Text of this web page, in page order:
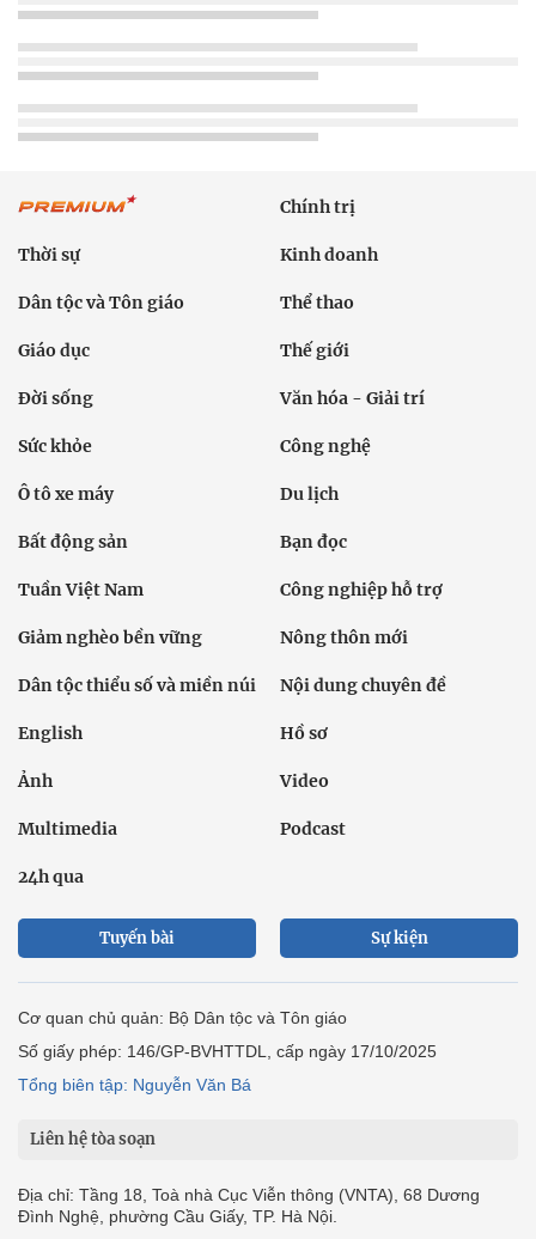
Chính trị
Thời sự Kinh doanh
Dân tộc và Tôn giáo Thể thao
Giáo dục Thế giới
Đời sống Văn hóa - Giải trí
Sức khỏe Công nghệ
Ô tô xe máy Du lịch
Bất động sản Bạn đọc
Tuần Việt Nam Công nghiệp hỗ trợ
Giảm nghèo bền vững Nông thôn mới
Dân tộc thiểu số và miền núi Nội dung chuyên đề
English Hồ sơ
Ảnh Video
Multimedia Podcast
24h qua
Tuyến bài Sự kiện
Cơ quan chủ quản: Bộ Dân tộc và Tôn giáo
Số giấy phép: 146/GP-BVHTTDL, cấp ngày 17/10/2025
Tổng biên tập: Nguyễn Văn Bá
Liên hệ tòa soạn
Địa chỉ: Tầng 18, Toà nhà Cục Viễn thông (VNTA), 68 Dương
Đình Nghệ, phường Cầu Giấy, TP. Hà Nội.